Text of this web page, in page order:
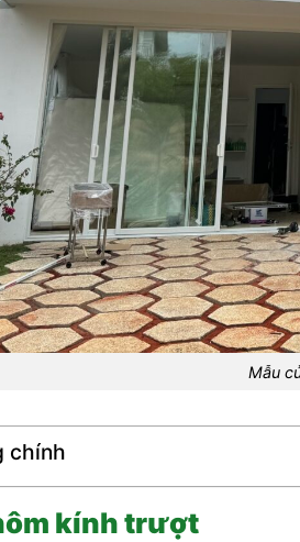
Mẫu
chính
kính trượt